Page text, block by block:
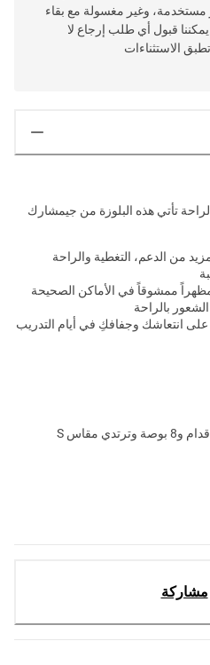
مستخدمة، وغير مغسولة مع بقاء
قبول أي طلب إرجاع لا
الاستثناءات
تأتي هذه البلوزة من جيمشارك
من الدعم، التغطية والراحة
ممشوقاً في الأماكن الصحيحة
بالراحة
انتعاشك وجفافكِ في أيام التدريب
مشاركة